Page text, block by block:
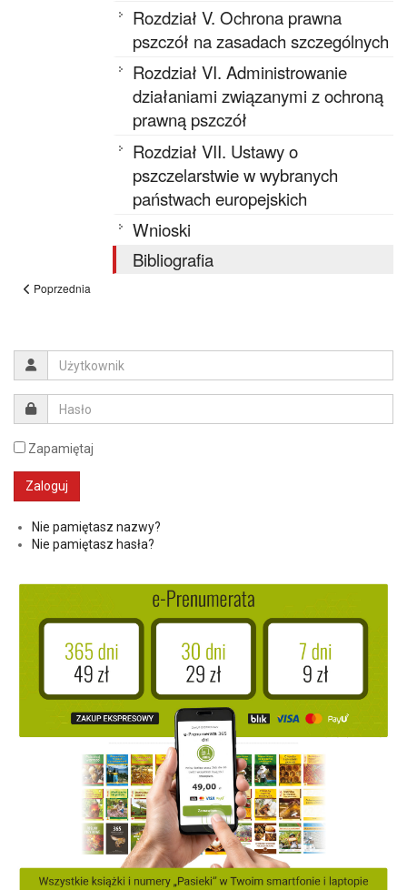
Rozdział V. Ochrona prawna
pszczół na zasadach szczególnych
Rozdział VI. Administrowanie
działaniami związanymi z ochroną
prawną pszczół
Rozdział VII. Ustawy o
pszczelarstwie w wybranych
państwach europejskich
Wnioski
Bibliografia
Poprzednia
Zapamiętaj
Nie pamiętasz nazwy?
Nie pamiętasz hasła?